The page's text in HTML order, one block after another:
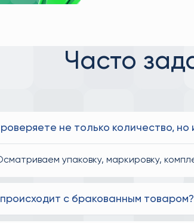
Часто
не только количество,
упаковку, маркировку,
с бракованным товаром?